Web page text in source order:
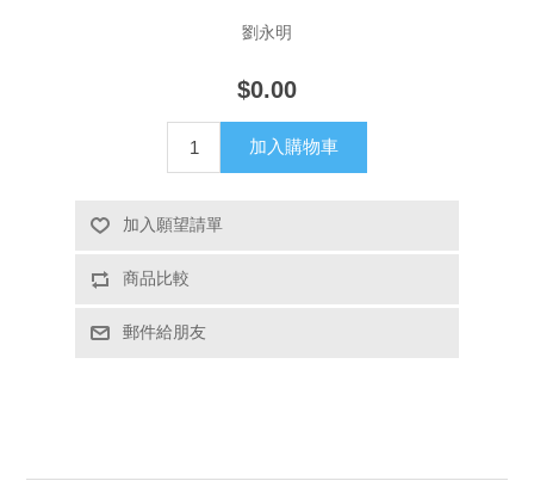
劉永明
$0.00
加入購物車
加入願望請單
商品比較
郵件給朋友